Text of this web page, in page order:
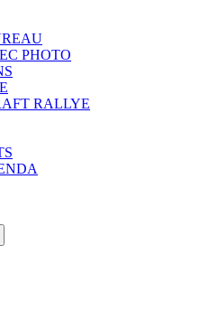
PHOTO
RALLYE